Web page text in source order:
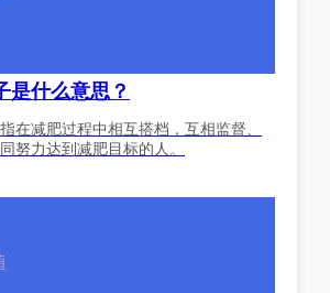
是什么意思？
在减肥过程中相互搭档，互相监督、
努力达到减肥目标的人。